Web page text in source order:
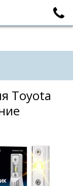
Toyota